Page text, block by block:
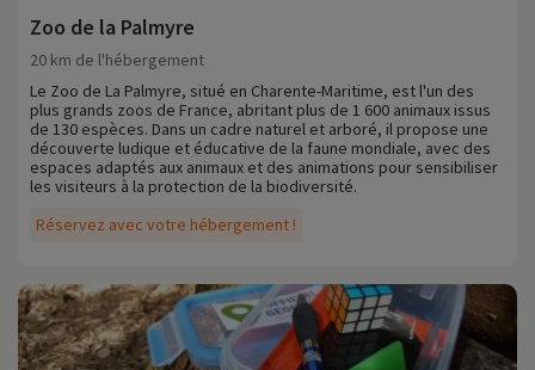
Zoo de la Palmyre
Réservez avec votre hébergement !
20 km de l'hébergement
Le Zoo de La Palmyre, situé en Charente-Maritime, est l'un des
plus grands zoos de France, abritant plus de 1 600 animaux issus
de 130 espèces. Dans un cadre naturel et arboré, il propose une
découverte ludique et éducative de la faune mondiale, avec des
espaces adaptés aux animaux et des animations pour sensibiliser
les visiteurs à la protection de la biodiversité.